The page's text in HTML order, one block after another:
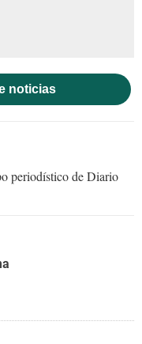
noticias
periodístico de Diario